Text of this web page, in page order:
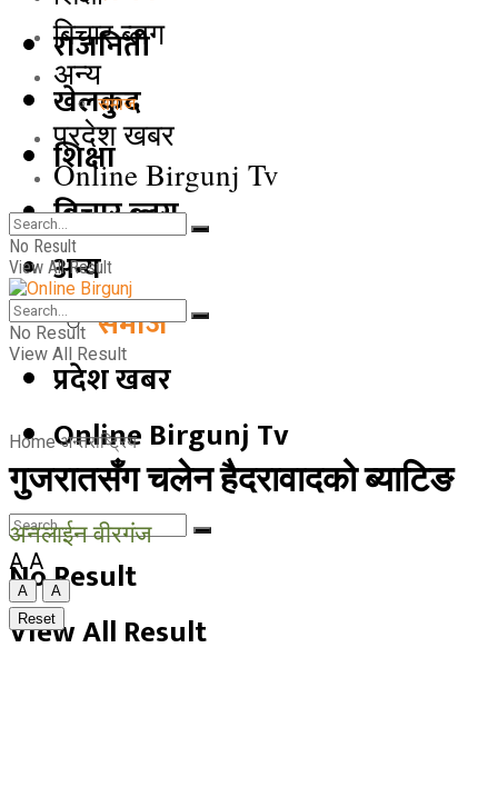
राजनिती
खेलकुद
शिक्षा
बिचार ब्लग
अन्य
समाज
प्रदेश खबर
Online Birgunj Tv
No Result
View All Result
बिचार ब्लग
अन्य
समाज
प्रदेश खबर
Online Birgunj Tv
No Result
View All Result
No Result
View All Result
Home अन्तराष्ट्रिय
गुजरातसँग चलेन हैदरावादको ब्याटिङ
अनलाईन वीरगंज
A A
A
A
Reset